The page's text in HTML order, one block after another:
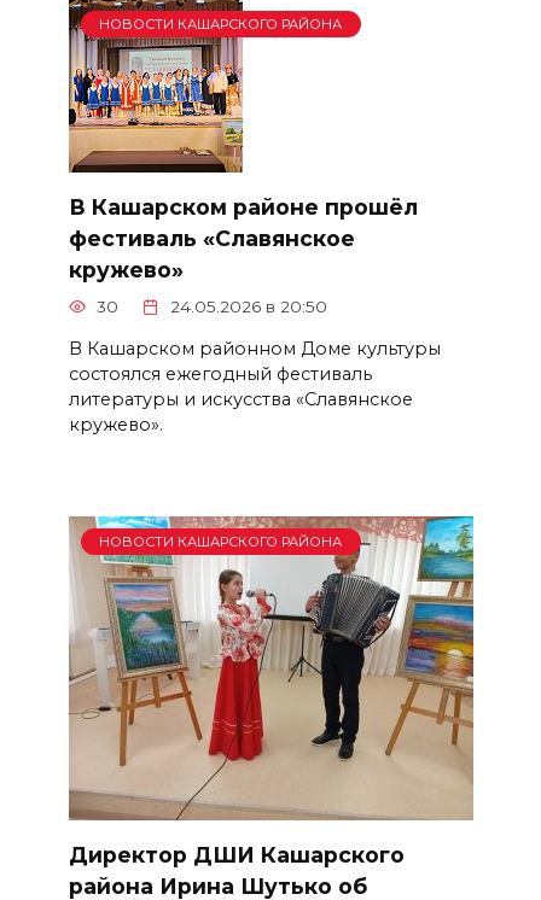
НОВОСТИ КАШАРСКОГО РАЙОНА
В Кашарском районе прошёл
фестиваль «Славянское
кружево»
30 24.05.2026 в 20:50
В Кашарском районном Доме культуры
состоялся ежегодный фестиваль
литературы и искусства «Славянское
кружево».
НОВОСТИ КАШАРСКОГО РАЙОНА
Директор ДШИ Кашарского
района Ирина Шутько об